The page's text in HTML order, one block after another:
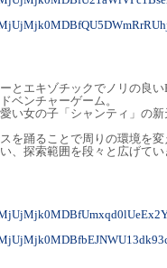
とエキゾチックでノリの良
ベンチャーゲーム。
い女の子「シャンティ」の
を踊ることで周りの環境を変
、探索範囲を段々と広げて